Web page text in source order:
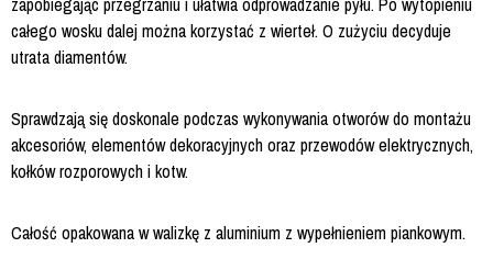
całego wosku dalej można korzystać z wierteł. O zużyciu decyduje
utrata diamentów.
Sprawdzają się doskonale podczas wykonywania otworów do montażu
akcesoriów, elementów dekoracyjnych oraz przewodów elektrycznych,
kołków rozporowych i kotw.
Całość opakowana w walizkę z aluminium z wypełnieniem piankowym.